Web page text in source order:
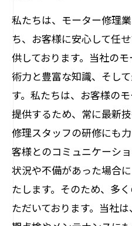
私たちは、モーター修理
ち、お客様に安心して任
供しております。当社の
術力と豊富な知識、そし
す。私たちは、お客様の
提供するため、常に最新
修理スタッフの研修にも
客様とのコミュニケーシ
状況や不備があった場合
たします。そのため、多
ただいております。当社